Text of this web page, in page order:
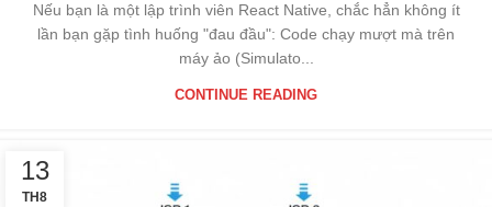
Nếu bạn là một lập trình viên React Native, chắc hẳn không ít
lần bạn gặp tình huống "đau đầu": Code chạy mượt mà trên
máy ảo (Simulato...
CONTINUE READING
13
TH8